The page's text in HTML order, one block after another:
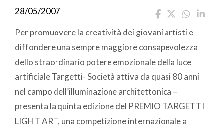
28/05/2007
Per promuovere la creatività dei giovani artisti e
diffondere una sempre maggiore consapevolezza
dello straordinario potere emozionale della luce
artificiale Targetti- Società attiva da quasi 80 anni
nel campo dell’illuminazione architettonica –
presenta la quinta edizione del PREMIO TARGETTI
LIGHT ART, una competizione internazionale a